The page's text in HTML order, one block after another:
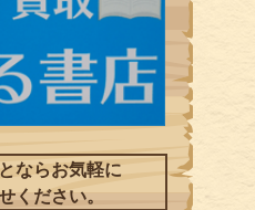
ならお気軽に
ください。